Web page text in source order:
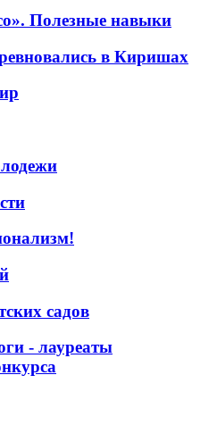
Полезные навыки
в Киришах
садов
- лауреаты